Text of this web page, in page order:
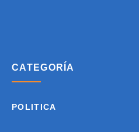
CATEGORÍA
POLITICA